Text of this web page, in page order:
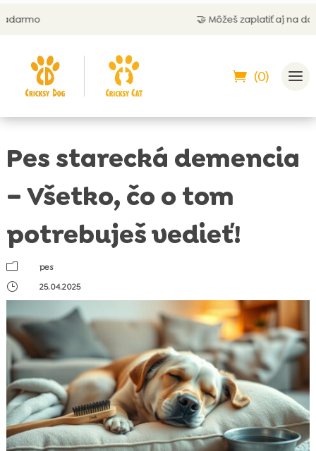
🤝 Môžeš zaplatiť aj na dobierku
(0)
Pes starecká demencia
– Všetko, čo o tom
potrebuješ vedieť!
m
pes
}
25.04.2025